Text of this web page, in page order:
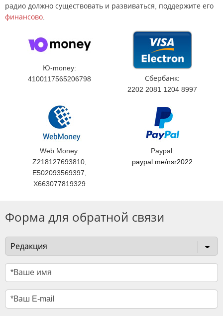
радио должно существовать и развиваться, поддержите его
финансово.
Ю-money:
4100117565206798
Сбербанк:
2202 2081 1204 8997
Web Money:
Z218127693810,
E502093569397,
X663077819329
Paypal:
paypal.me/nsr2022
Форма для обратной связи